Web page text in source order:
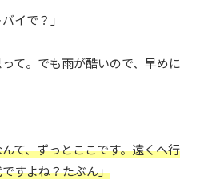
イで？」
て。でも雨が酷いので、早めに
て、ずっとここです。遠くへ行
すよね？たぶん」